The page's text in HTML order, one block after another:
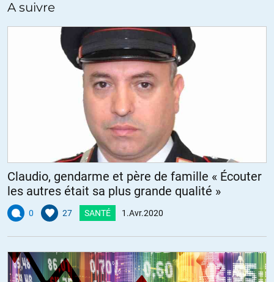
A suivre
Claudio, gendarme et père de famille « Écouter
les autres était sa plus grande qualité »
0 27 SANTÉ 1.Avr.2020